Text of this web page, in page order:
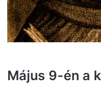
Május 9-én a